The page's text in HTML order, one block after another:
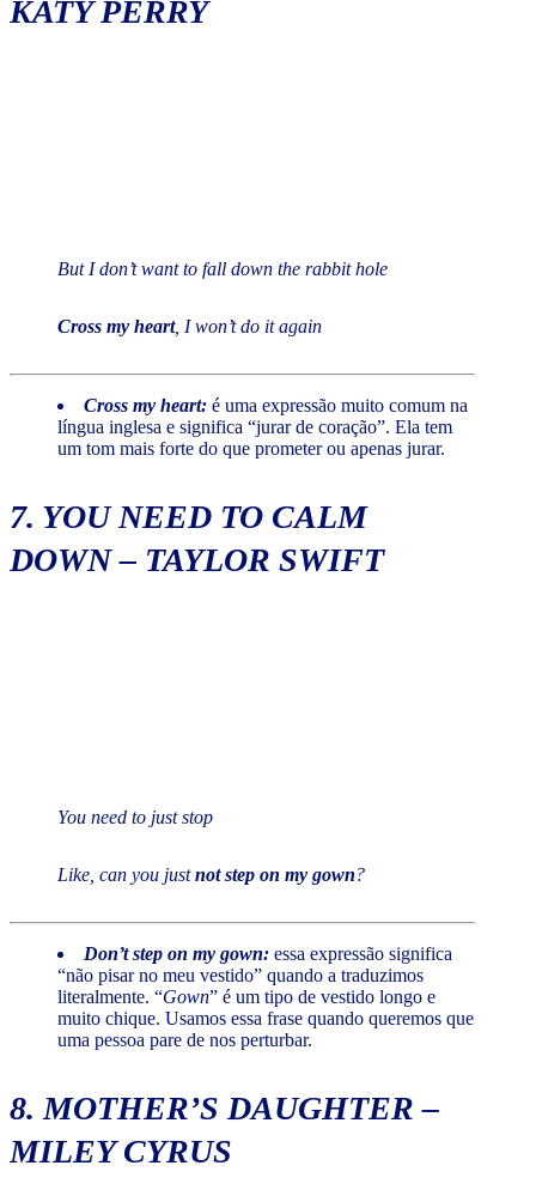
KATY PERRY
But I don’t want to fall down the rabbit hole
Cross my heart, I won’t do it again
Cross my heart: é uma expressão muito comum na
língua inglesa e significa “jurar de coração”. Ela tem
um tom mais forte do que prometer ou apenas jurar.
7. YOU NEED TO CALM
DOWN– TAYLOR SWIFT
You need to just stop
Like, can you justnot step on my gown?
Don’t step on my gown: essa expressão significa
“não pisar no meu vestido” quando a traduzimos
literalmente. “Gown” é um tipo de vestido longo e
muito chique. Usamos essa frase quando queremos que
uma pessoa pare de nos perturbar.
8. MOTHER’S DAUGHTER–
MILEY CYRUS